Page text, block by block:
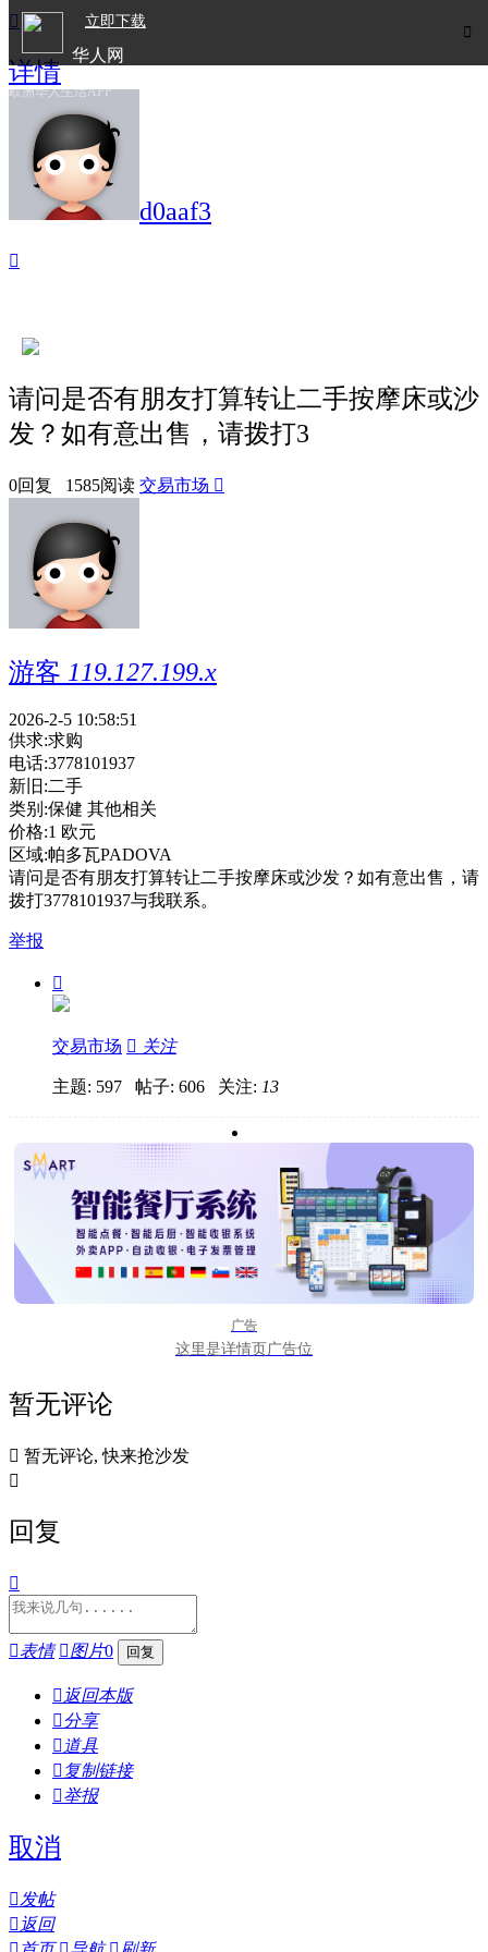

立即下载
华人网
欧洲华人生活APP

详情
d0aaf3

请问是否有朋友打算转让二手按摩床或沙
发？如有意出售，请拨打3
0回复 1585阅读 交易市场 
游客 119.127.199.x
2026-2-5 10:58:51
供求:求购
电话:3778101937
新旧:二手
类别:保健 其他相关
价格:1 欧元
区域:帕多瓦PADOVA
请问是否有朋友打算转让二手按摩床或沙发？如有意出售，请
拨打3778101937与我联系。
举报

交易市场  关注
主题: 597 帖子: 606 关注: 13
广告
这里是详情页广告位
暂无评论
 暂无评论, 快来抢沙发

回复

表情 图片0
 返回本版
分享
 道具
 复制链接
举报
取消
发帖
 返回